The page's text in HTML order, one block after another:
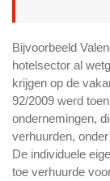
Bijvoorbeeld
hotelsector al
krijgen op de
92/2009 werd
ondernemingen,
verhuurden,
De individuele
toe verhuurde